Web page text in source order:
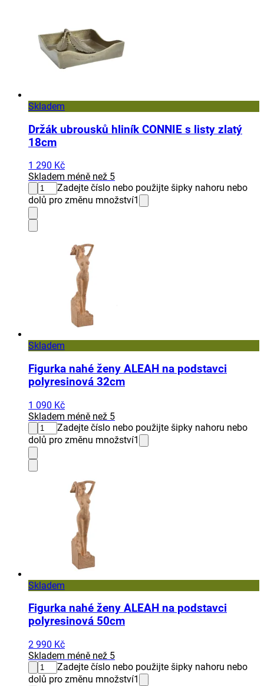
Skladem
Držák ubrousků hliník CONNIE s listy zlatý
18cm
1 290 Kč
Skladem méně než 5
Zadejte číslo nebo použijte šipky nahoru nebo
dolů pro změnu množství1
Skladem
Figurka nahé ženy ALEAH na podstavci
polyresinová 32cm
1 090 Kč
Skladem méně než 5
Zadejte číslo nebo použijte šipky nahoru nebo
dolů pro změnu množství1
Skladem
Figurka nahé ženy ALEAH na podstavci
polyresinová 50cm
2 990 Kč
Skladem méně než 5
Zadejte číslo nebo použijte šipky nahoru nebo
dolů pro změnu množství1